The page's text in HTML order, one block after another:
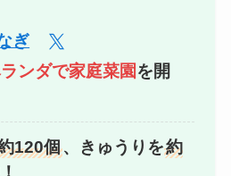
ぎ
ンダで家庭菜園 を開
120個、きゅうりを約